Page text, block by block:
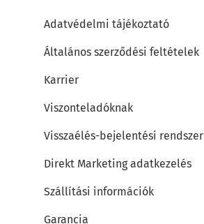
Adatvédelmi tájékoztató
Általános szerződési feltételek
Karrier
Viszonteladóknak
Visszaélés-bejelentési rendszer
Direkt Marketing adatkezelés
Szállítási információk
Garancia